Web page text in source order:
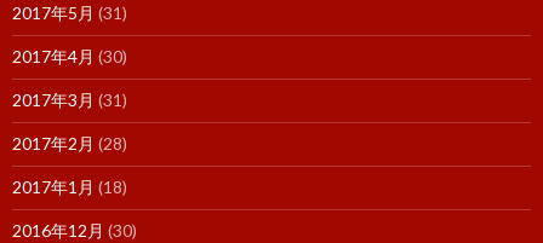
2017年5月 (31)
2017年4月 (30)
2017年3月 (31)
2017年2月 (28)
2017年1月 (18)
2016年12月 (30)